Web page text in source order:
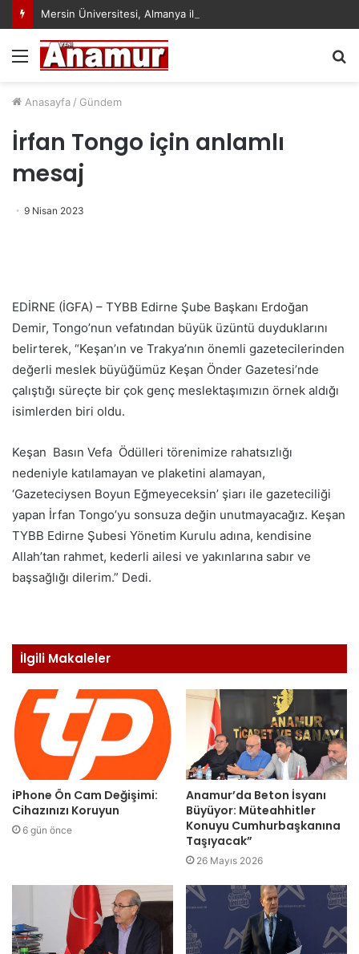
Menü
Anasayfa / Gündem
İrfan Tongo için anlamlı
mesaj
9 Nisan 2023
EDİRNE (İGFA) – TYBB Edirne Şube Başkanı Erdoğan
Demir, Tongo’nun vefatından büyük üzüntü duyduklarını
belirterek, “Keşan’ın ve Trakya’nın önemli gazetecilerinden
değerli meslek büyüğümüz Keşan Önder Gazetesi’nde
çalıştığı süreçte bir çok genç meslektaşımızın örnek aldığı
isimlerden biri oldu.
Keşan Basın Vefa Ödülleri törenimize rahatsızlığı
nedeniyle katılamayan ve plaketini alamayan,
‘Gazeteciysen Boyun Eğmeyeceksin’ şiarı ile gazeteciliği
yapan İrfan Tongo’yu sonsuza değin unutmayacağız. Keşan
TYBB Edirne Şubesi Yönetim Kurulu adına, kendisine
Allah’tan rahmet, kederli ailesi ve yakınlarına sabır ve
başsağlığı dilerim.” Dedi.
İlgili Makaleler
iPhone Ön Cam Değişimi:
Cihazınızı Koruyun
6 gün önce
Anamur’da Beton İsyanı
Büyüyor: Müteahhitler
Konuyu Cumhurbaşkanına
Taşıyacak”
26 Mayıs 2026